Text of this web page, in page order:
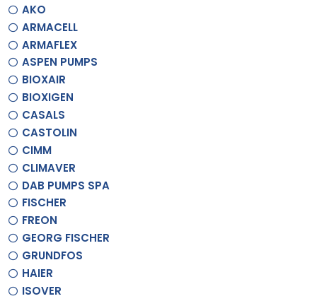
AKO
ARMACELL
ARMAFLEX
ASPEN PUMPS
BIOXAIR
BIOXIGEN
CASALS
CASTOLIN
CIMM
CLIMAVER
DAB PUMPS SPA
FISCHER
FREON
GEORG FISCHER
GRUNDFOS
HAIER
ISOVER